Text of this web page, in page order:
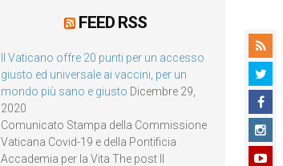
FEED RSS
Il Vaticano offre 20 punti per un accesso
giusto ed universale ai vaccini, per un
mondo più sano e giusto Dicembre 29,
2020
Comunicato Stampa della Commissione
Vaticana Covid-19 e della Pontificia
Accademia per la Vita The post Il